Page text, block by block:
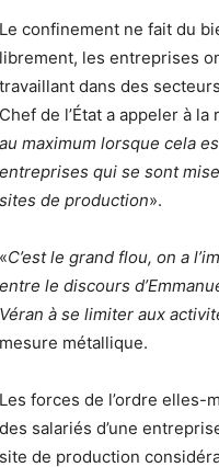
Le confinement ne fait du
librement, les entreprises
travaillant dans des
Chef de l’État a appeler à
au maximum lorsque cela
entreprises qui se sont
sites de production».
«C’est le grand flou, on a
entre le discours
Véran à se limiter aux
mesure métallique.
Les forces de l’ordre elles-
des salariés d’une
site de production